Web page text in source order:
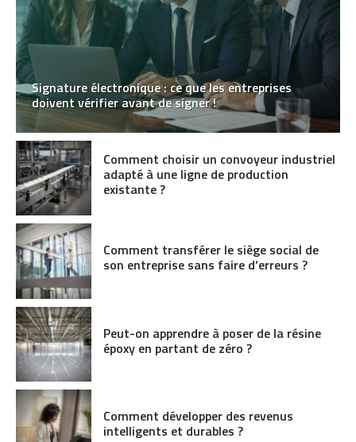
Signature électronique : ce que les entreprises
doivent vérifier avant de signer !
Comment choisir un convoyeur industriel
adapté à une ligne de production
existante ?
Comment transférer le siège social de
son entreprise sans faire d’erreurs ?
Peut-on apprendre à poser de la résine
époxy en partant de zéro ?
Comment développer des revenus
intelligents et durables ?